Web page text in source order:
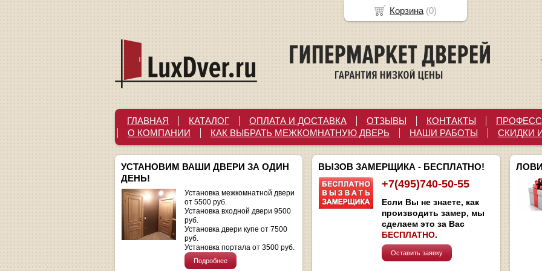
ГЛАВНАЯ КАТАЛОГ ОПЛАТА И ДОСТАВКА ОТЗЫВЫ КОНТАКТЫ
О КОМПАНИИ
КАК ВЫБРАТЬ МЕЖКОМНАТНУЮ ДВЕРЬ НАШИ РАБОТЫ СКИДКИ
УСТАНОВИМ ВАШИ ДВЕРИ ЗА ОДИН
ДЕНЬ!
Установка межкомнатной двери
от 5500 руб.
Установка входной двери 9500
руб.
Установка двери купе от 7500
руб.
Установка портала от 3500 руб.
Подробнее
ВЫЗОВ ЗАМЕРЩИКА - БЕСПЛАТНО!
+7(495)740-50-55
Если Вы не знаете, как
производить замер, мы
сделаем это за Вас
БЕСПЛАТНО.
Оставить заявку
Корзина (0)